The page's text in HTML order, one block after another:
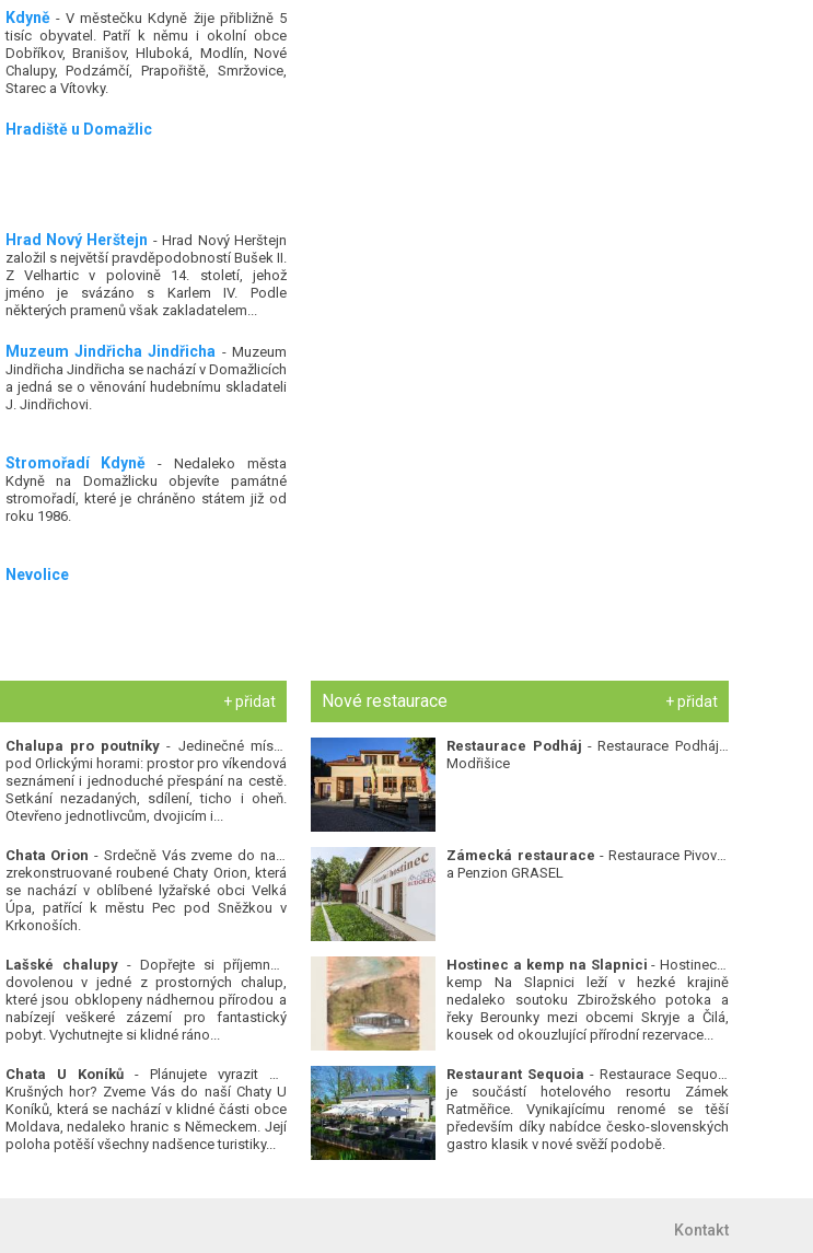
Kdyně- V městečku Kdyně žije přibližně 5
tisíc obyvatel. Patří k němu i okolní obce
Dobříkov, Branišov, Hluboká, Modlín, Nové
Chalupy, Podzámčí, Prapořiště, Smržovice,
Starec a Vítovky.
Hradiště u Domažlic
Hrad Nový Herštejn - Hrad Nový Herštejn
založil s největší pravděpodobností Bušek II.
Z Velhartic v polovině 14. století, jehož
jméno je svázáno s Karlem IV. Podle
některých pramenů však zakladatelem...
Muzeum Jindřicha Jindřicha - Muzeum
Jindřicha Jindřicha se nachází v Domažlicích
a jedná se o věnování hudebnímu skladateli
J. Jindřichovi.
Stromořadí Kdyně - Nedaleko města
Kdyně na Domažlicku objevíte památné
stromořadí, které je chráněno státem již od
roku 1986.
Nevolice
+ přidat
Chalupa pro poutníky - Jedinečné místo
pod Orlickými horami: prostor pro víkendová
seznámení i jednoduché přespání na cestě.
Setkání nezadaných, sdílení, ticho i oheň.
Otevřeno jednotlivcům, dvojicím i...
Chata Orion - Srdečně Vás zveme do naší
zrekonstruované roubené Chaty Orion, která
se nachází v oblíbené lyžařské obci Velká
Úpa, patřící k městu Pec pod Sněžkou v
Krkonoších.
Lašské chalupy- Dopřejte si příjemnou
dovolenou v jedné z prostorných chalup,
které jsou obklopeny nádhernou přírodou a
nabízejí veškeré zázemí pro fantastický
pobyt. Vychutnejte si klidné ráno...
Chata U Koníků- Plánujete vyrazit do
Krušných hor? Zveme Vás do naší Chaty U
Koníků, která se nachází v klidné části obce
Moldava, nedaleko hranic s Německem. Její
poloha potěší všechny nadšence turistiky...
Nové restaurace + přidat
Restaurace Podháj - Restaurace Podháj -
Modřišice
Zámecká restaurace - Restaurace Pivovar
a Penzion GRASEL
Hostinec a kemp na Slapnici - Hostinec a
kemp Na Slapnici leží v hezké krajině
nedaleko soutoku Zbirožského potoka a
řeky Berounky mezi obcemi Skryje a Čilá,
kousek od okouzlující přírodní rezervace...
Restaurant Sequoia - Restaurace Sequoia
je součástí hotelového resortu Zámek
Ratměřice. Vynikajícímu renomé se těší
především díky nabídce česko-slovenských
gastro klasik v nové svěží podobě.
Kontakt